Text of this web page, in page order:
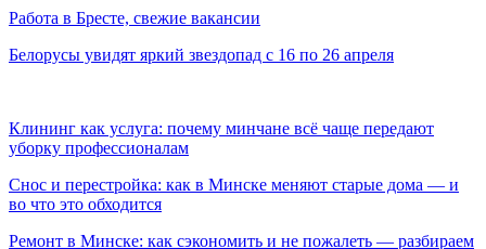
Работа в Бресте, свежие вакансии
Белорусы увидят яркий звездопад с 16 по 26 апреля
Клининг как услуга: почему минчане всё чаще передают
уборку профессионалам
Снос и перестройка: как в Минске меняют старые дома — и
во что это обходится
Ремонт в Минске: как сэкономить и не пожалеть — разбираем